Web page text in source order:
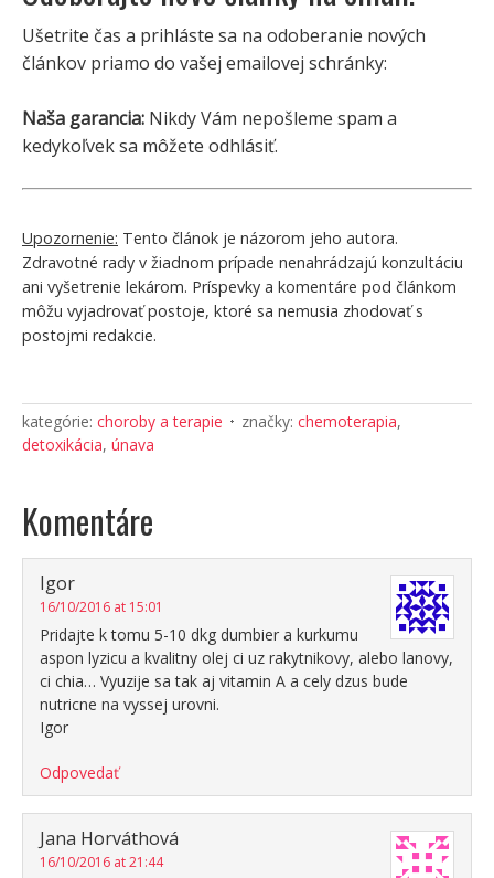
Ušetrite čas a prihláste sa na odoberanie nových
článkov priamo do vašej emailovej schránky:
Naša garancia: Nikdy Vám nepošleme spam a
kedykoľvek sa môžete odhlásiť.
Upozornenie: Tento článok je názorom jeho autora.
Zdravotné rady v žiadnom prípade nenahrádzajú konzultáciu
ani vyšetrenie lekárom. Príspevky a komentáre pod článkom
môžu vyjadrovať postoje, ktoré sa nemusia zhodovať s
postojmi redakcie.
kategórie: choroby a terapie značky: chemoterapia,
detoxikácia, únava
Komentáre
Igor
16/10/2016 at 15:01
Pridajte k tomu 5-10 dkg dumbier a kurkumu
aspon lyzicu a kvalitny olej ci uz rakytnikovy, alebo lanovy,
ci chia… Vyuzije sa tak aj vitamin A a cely dzus bude
nutricne na vyssej urovni.
Igor
Odpovedať
Jana Horváthová
16/10/2016 at 21:44